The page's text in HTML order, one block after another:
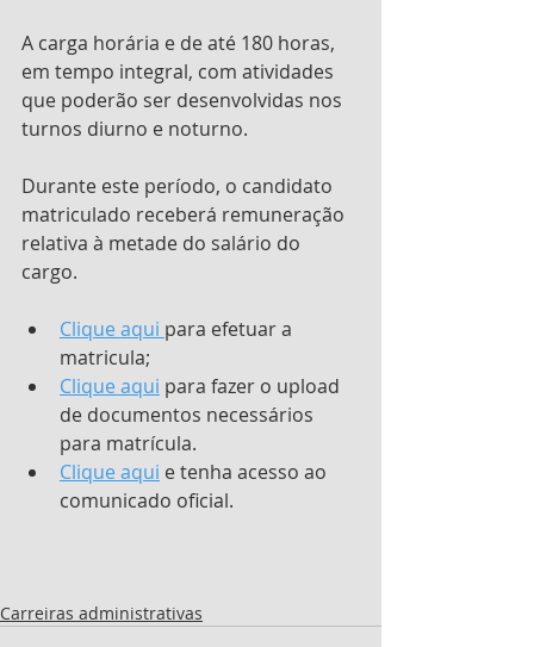
A carga horária e de até 180 horas,
em tempo integral, com atividades
que poderão ser desenvolvidas nos
turnos diurno e noturno.
Durante este período, o candidato
matriculado receberá remuneração
relativa à metade do salário do
cargo.
Clique aqui para efetuar a
matricula;
Clique aqui para fazer o upload
de documentos necessários
para matrícula.
Clique aqui e tenha acesso ao
comunicado oficial.
Carreiras administrativas